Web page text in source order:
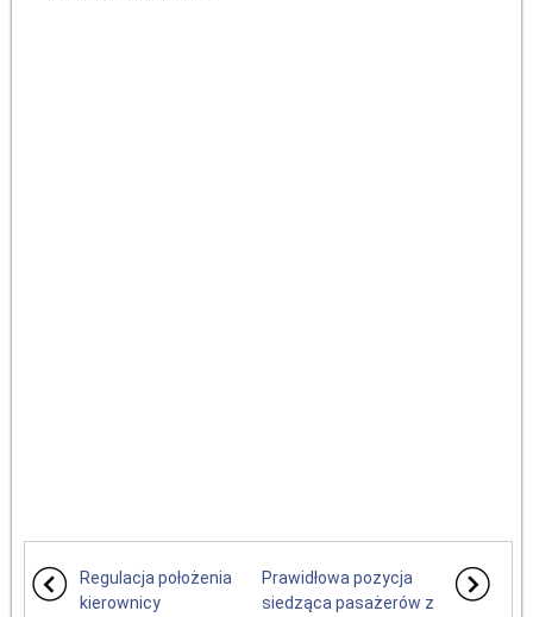
Regulacja położenia
kierownicy
Prawidłowa pozycja
siedząca pasażerów z